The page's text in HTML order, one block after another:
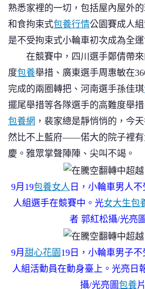
得
自
熟悉家裡的一切，包括屋內屋外
和食拘束式包養行情公園賽成人
是不受拘束式小輪車初次成為全運
在競賽中，四川選手鄭倩帶來
度包養舉措、廣東選手周惠敏在
完成的兩圈轉把、河南選手孫佳琪
擺尾舉措等各隊選手的高難度舉
包養網 ，裴家總是靜悄悄的，今
然比不上藍府——偌大的院子裡有
慶。雅眾掌聲陣陣、尖叫不竭。
9月19包養女人 日，小輪車男人
人組選手在競賽中。光女大生包
者 郭紅松攝/光亮
9月 甜心花園 19日，小輪車男子
人組活動員在動身臺上。光亮日
攝/光亮圖包養片